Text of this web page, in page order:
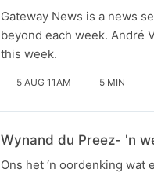
Gateway News is a news
beyond each week. André
this week.
5 AUG 11AM 5 MIN
Wynand du Preez- 'n
Ons het ‘n oordenking wat